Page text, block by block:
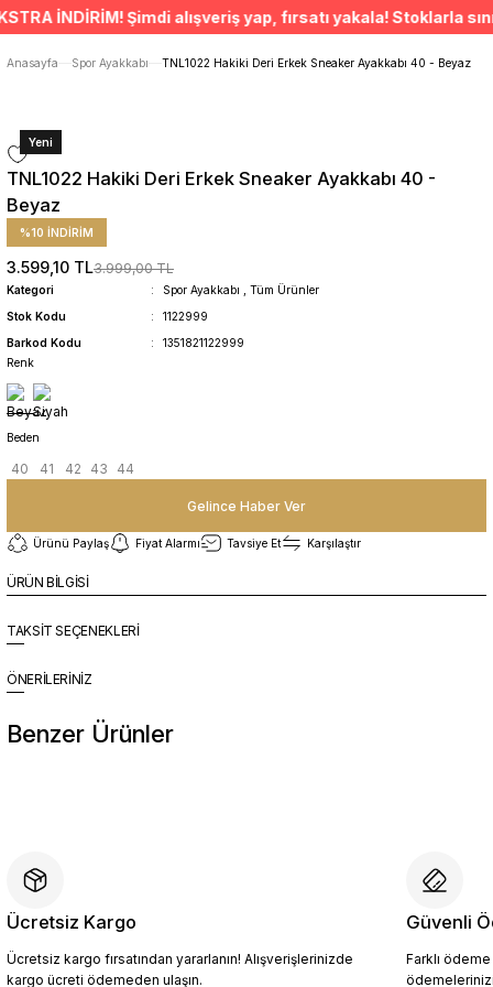
ÜCRETSİZ TESLİMAT İMKANI
SÜRDÜRÜLEBİLİR ÜRÜNLER
Anasayfa
Spor Ayakkabı TNL1022 Hakiki Deri Erkek Sneaker Ayakkabı 40 - Beyaz
Yeni
TNL1022 Hakiki Deri Erkek Sneaker Ayakkabı 40 -
Beyaz
%10 İNDİRİM
3.599,10 TL3.999,00 TL
Kategori Spor Ayakkabı
Tüm Ürünler
Stok Kodu
1122999
Barkod Kodu
1351821122999
Renk
Beden
40 41 42 43 44
Gelince Haber Ver
Ürünü Paylaş Fiyat Alarmı Tavsiye Et Karşılaştır
ÜRÜN BİLGİSİ
TAKSİT SEÇENEKLERİ
ÖNERİLERİNİZ
Benzer Ürünler
4.094,10 TL
4.549,00 TL
Sepete Ekle
Ücretsiz Kargo
Ücretsiz kargo fırsatından yararlanın! Alışverişlerinizde
kargo ücreti ödemeden ulaşın.
Güvenli
Farklı
İNDİRİM! Şimdi alışveriş yap, fırsatı yakala! Stoklarla